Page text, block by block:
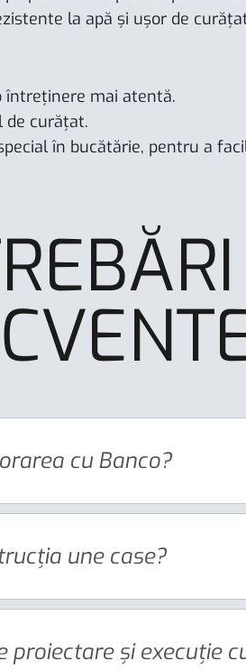
la apă și ușor de
întreținere mai atentă.
de curățat.
în bucătărie, pentru a
cu Banco?
une case?
proiectare și execuție